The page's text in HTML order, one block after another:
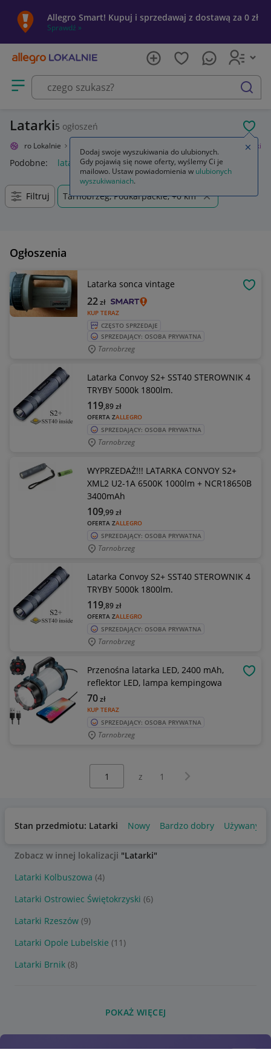
Allegro Smart! Kupuj i sprzedawaj z dostawą za 0 zł
Sprawdź »
Otwórz menu z kategoriami
szukaj
Latarki5 ogłoszeń
Allegro Lokalnie Latarki
Podobne: latarka latarka uv latarki czołowe latarka led
Filtruj Tarnobrzeg, Podkarpackie, +0 km
Ogłoszenia
Latarka sonca vintage
KUP TERAZ
22zł
CZĘSTO SPRZEDAJE
SPRZEDAJĄCY: OSOBA PRYWATNA
Tarnobrzeg
Latarka Convoy S2+ SST40 STEROWNIK 4
TRYBY 5000k 1800lm.
OFERTA ZALLEGRO
119,89zł
SPRZEDAJĄCY: OSOBA PRYWATNA
Tarnobrzeg
WYPRZEDAŻ!!! LATARKA CONVOY S2+
XML2 U2-1A 6500K 1000lm + NCR18650B
3400mAh
OFERTA ZALLEGRO
109,99zł
SPRZEDAJĄCY: OSOBA PRYWATNA
Tarnobrzeg
Latarka Convoy S2+ SST40 STEROWNIK 4
TRYBY 5000k 1800lm.
OFERTA ZALLEGRO
119,89zł
SPRZEDAJĄCY: OSOBA PRYWATNA
Tarnobrzeg
Przenośna latarka LED, 2400 mAh,
reflektor LED, lampa kempingowa
KUP TERAZ
70zł
SPRZEDAJĄCY: OSOBA PRYWATNA
Tarnobrzeg
z 1 Następna strona
Stan przedmiotu: Latarki Nowy Bardzo dobry Używany
Zobacz w innej lokalizacji "Latarki"
Latarki Kolbuszowa (4)
Latarki Ostrowiec Świętokrzyski (6)
Latarki Rzeszów (9)
Latarki Opole Lubelskie (11)
Latarki Brnik (8)
POKAŻ WIĘCEJ
Dodaj swoje wyszukiwania do ulubionych.
Gdy pojawią się nowe oferty, wyślemy Ci je
mailowo. Ustaw powiadomienia w ulubionych
wyszukiwaniach.